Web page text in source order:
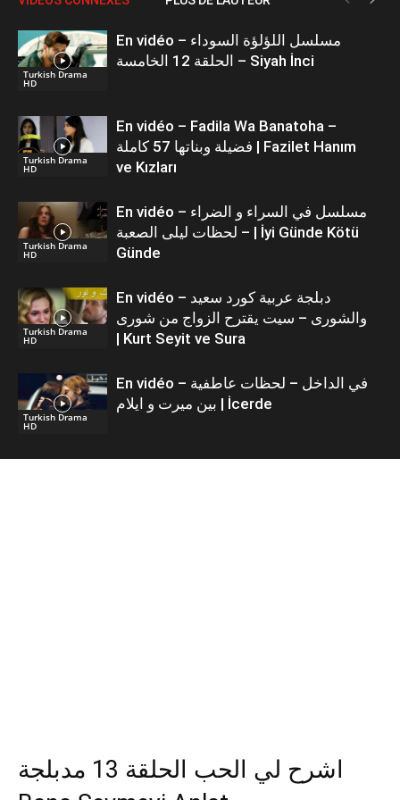
Turkish Drama
HD
En vidéo – مسلسل اللؤلؤة السوداء
الحلقة 12 الخامسة – Siyah İnci
Turkish Drama
HD
En vidéo – Fadila Wa Banatoha –
فضيلة وبناتها 57 كاملة | Fazilet Hanım
ve Kızları
Turkish Drama
HD
En vidéo – مسلسل في السراء و الضراء
– لحظات ليلى الصعبة | İyi Günde Kötü
Günde
Turkish Drama
HD
En vidéo – دبلجة عربية كورد سعيد
والشورى – سيت يقترح الزواج من شورى
| Kurt Seyit ve Sura
Turkish Drama
HD
En vidéo – في الداخل – لحظات عاطفية
بين ميرت و ايلام | İcerde
اشرح لي الحب الحلقة 13 مدبلجة